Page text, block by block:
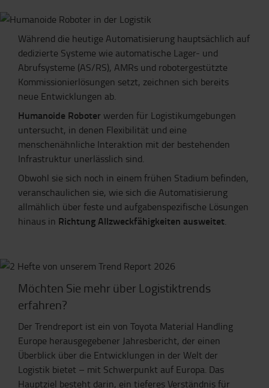
Während die heutige Automatisierung hauptsächlich auf
dedizierte Systeme wie automatische Lager- und
Abrufsysteme (AS/RS), AMRs und robotergestützte
Kommissionierlösungen setzt, zeichnen sich bereits
neue Entwicklungen ab.
Humanoide Roboter werden für Logistikumgebungen
untersucht, in denen Flexibilität und eine
menschenähnliche Interaktion mit der bestehenden
Infrastruktur unerlässlich sind.
Obwohl sie sich noch in einem frühen Stadium befinden,
veranschaulichen sie, wie sich die Automatisierung
allmählich über feste und aufgabenspezifische Lösungen
hinaus in Richtung Allzweckfähigkeiten ausweitet.
Möchten Sie mehr über Logistiktrends
erfahren?
Der Trendreport ist ein von Toyota Material Handling
Europe herausgegebener Jahresbericht, der einen
Überblick über die Entwicklungen in der Welt der
Logistik bietet – mit Schwerpunkt auf Europa. Das
Hauptziel besteht darin, ein tieferes Verständnis für